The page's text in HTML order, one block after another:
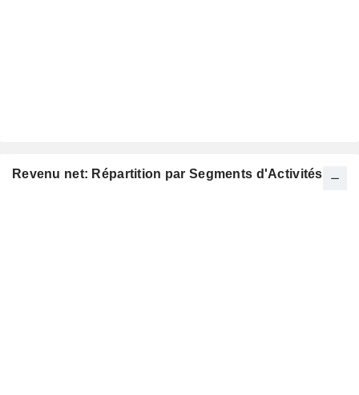
Revenu net: Répartition par Segments d'Activités